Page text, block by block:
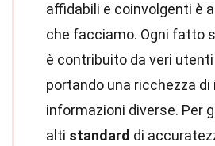
affidabili e coinvolgenti è
che facciamo. Ogni fatto
è contribuito da veri
portando una ricchezza di
informazioni diverse. Per
alti standard di